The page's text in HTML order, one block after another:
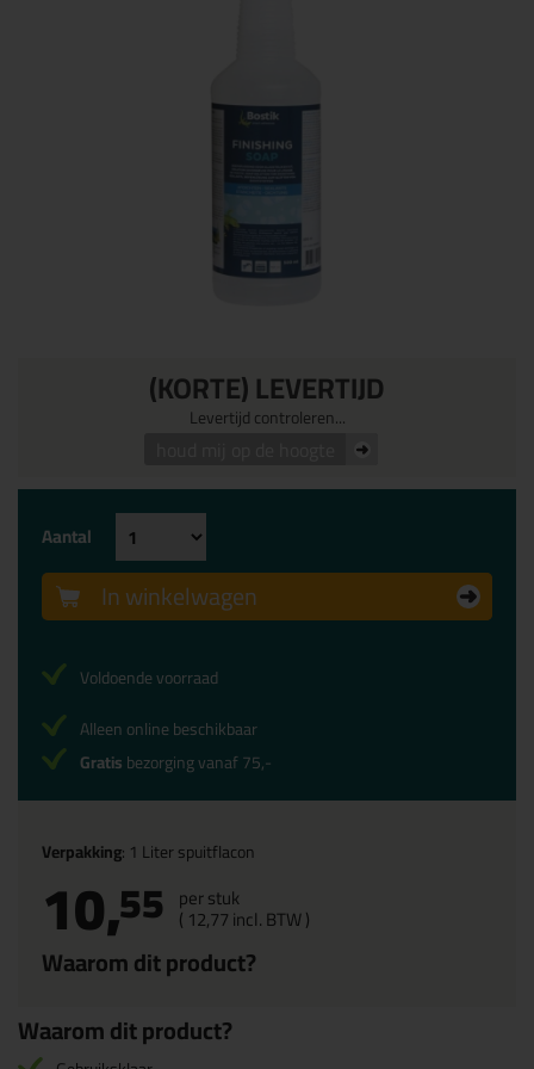
(KORTE) LEVERTIJD
Levertijd controleren...
Verpakking: 1 Liter spuitflacon
10,55 per stuk
( 12,77incl. BTW )
Waarom dit product?
Aantal
In winkelwagen
Voldoende voorraad
Alleen online beschikbaar
Gratisbezorging vanaf 75,-
Waarom dit product?